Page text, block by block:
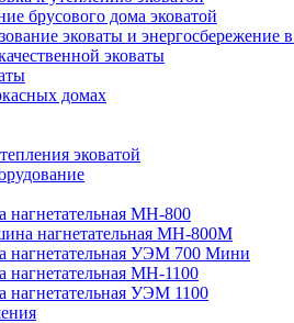
брусового дома эковатой
эковаты и энергосбережение
эковаты
домах
эковатой
МН-800
нагнетательная МН-800М
нагнетательная УЭМ 700 Мини
МН-1100
УЭМ 1100